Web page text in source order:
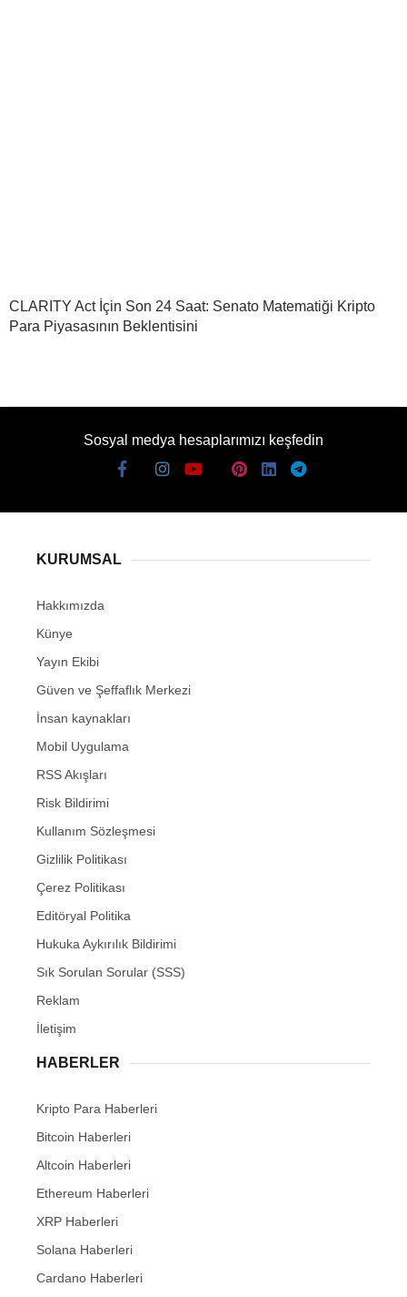
CLARITY Act İçin Son 24 Saat: Senato Matematiği Kripto
Para Piyasasının Beklentisini
Sosyal medya hesaplarımızı keşfedin
KURUMSAL
Hakkımızda
Künye
Yayın Ekibi
Güven ve Şeffaflık Merkezi
İnsan kaynakları
Mobil Uygulama
RSS Akışları
Risk Bildirimi
Kullanım Sözleşmesi
Gizlilik Politikası
Çerez Politikası
Editöryal Politika
Hukuka Aykırılık Bildirimi
Sık Sorulan Sorular (SSS)
Reklam
İletişim
HABERLER
Kripto Para Haberleri
Bitcoin Haberleri
Altcoin Haberleri
Ethereum Haberleri
XRP Haberleri
Solana Haberleri
Cardano Haberleri